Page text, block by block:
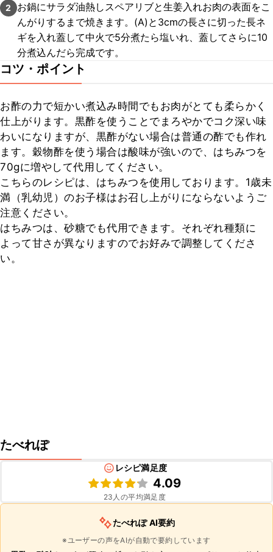
2
お鍋にサラダ油熱しスペアリブと生姜入れお肉の表面をこ
んがりするまで焼きます。(A)と3cmの長さに切った長ネ
ギを入れ蓋して中火で5分煮たら塩いれ、蓋してさらに10
分煮込んだら完成です。
コツ・ポイント
お酢の力で短かい煮込み時間でもお肉がとても柔らかく
仕上がります。黒酢を使うことでまろやかでコク深い味
わいになりますが、黒酢がない場合は普通の酢でも作れ
ます。穀物酢を使う場合は酸味が強いので、はちみつを
70gに増やして代用してください。
こちらのレシピは、はちみつを使用しております。1歳未
満（乳幼児）のお子様はお召し上がりにならないようご
注意ください。
はちみつは、砂糖でも代用できます。それぞれ種類に
よって甘さが異なりますのでお好みで調整してくださ
い。
たべれぽ
レシピ満足度
4.09
23 人の平均満足度
たべれぽ AI要約
※ユーザーの声をAIが自動で要約しています